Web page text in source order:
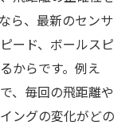
ら、最新のセンサ
ード、ボールスピ
からです。例え
、毎回の飛距離や
ングの変化がどの